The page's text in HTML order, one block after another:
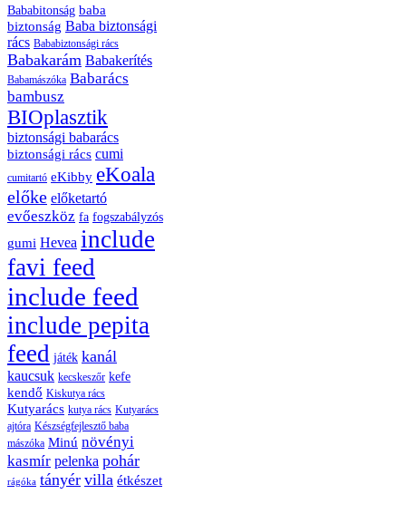
Bababitonság baba
biztonság Baba biztonsági
rács Bababiztonsági rács
Babakarám Babakerítés
Babamászóka Babarács
bambusz
BIOplasztik
biztonsági babarács
biztonsági rács cumi
cumitartó eKibby eKoala
előke előketartó
evőeszköz fa fogszabályzós
gumi Hevea include
favi feed
include feed
include pepita
feed játék kanál
kaucsuk kecskeszőr kefe
kendő Kiskutya rács
Kutyarács kutya rács Kutyarács
ajtóra Készségfejlesztő baba
mászóka Minú növényi
kasmír pelenka pohár
rágóka tányér villa étkészet